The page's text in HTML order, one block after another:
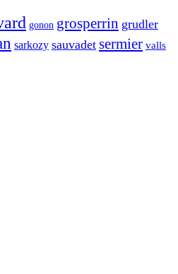
gonon grosperrin grudler
sarkozy sauvadet sermier valls